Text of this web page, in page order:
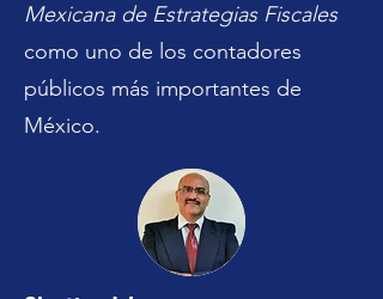
Mexicana de Estrategias Fiscales
como uno de los contadores
públicos más importantes de
México.